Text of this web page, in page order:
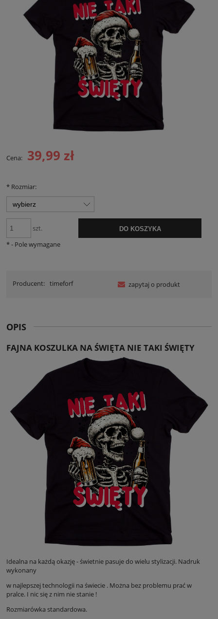
Cena: 39,99 zł
* Rozmiar:
szt. DO KOSZYKA
*- Pole wymagane
Producent: timeforf zapytaj o produkt
OPIS
FAJNA KOSZULKA NA ŚWIĘTA NIE TAKI ŚWIĘTY
Idealna na każdą okazję - świetnie pasuje do wielu stylizacji. Nadruk
wykonany
w najlepszej technologii na świecie . Można bez problemu prać w
pralce. I nic się z nim nie stanie !
Rozmiarówka standardowa.